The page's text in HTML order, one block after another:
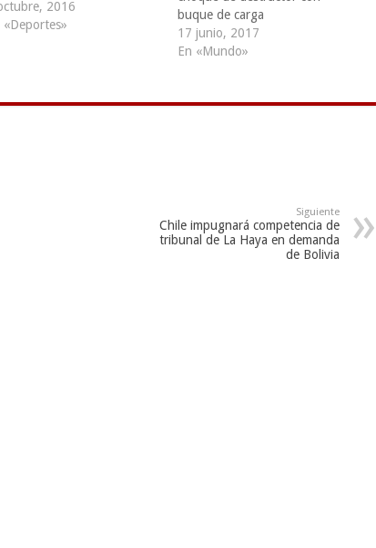
sedes fuera de la capital
para bajar costos,
2016
«Deportes»
buque de carga
17 junio, 2017
En «Mundo»
Siguiente
Chile impugnará competencia de
tribunal de La Haya en demanda
de Bolivia